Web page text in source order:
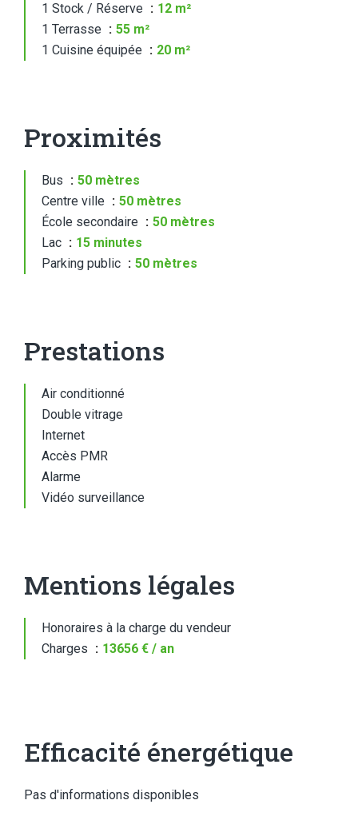
1 Stock / Réserve
12 m²
1 Terrasse
55 m²
1 Cuisine équipée
20 m²
Proximités
Bus
50 mètres
Centre ville
50 mètres
École secondaire
50 mètres
Lac
15 minutes
Parking public
50 mètres
Prestations
Air conditionné
Double vitrage
Internet
Accès PMR
Alarme
Vidéo surveillance
Mentions légales
Honoraires à la charge du vendeur
Charges
13656 € / an
Efficacité énergétique
Pas d'informations disponibles